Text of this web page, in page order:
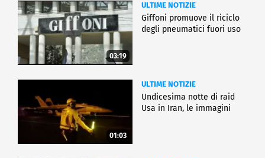
03:19
ULTIME NOTIZIE
Giffoni promuove il riciclo
degli pneumatici fuori uso
01:03
ULTIME NOTIZIE
Undicesima notte di raid
Usa in Iran, le immagini